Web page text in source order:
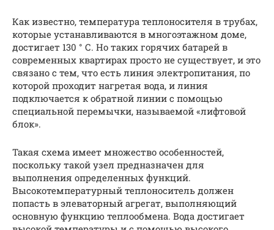
Как известно, температура теплоносителя в трубах,
которые устанавливаются в многоэтажном доме,
достигает 130 ° С. Но таких горячих батарей в
современных квартирах просто не существует, и это
связано с тем, что есть линия электропитания, по
которой проходит нагретая вода, и линия
подключается к обратной линии с помощью
специальной перемычки, называемой «лифтовой
блок».
Такая схема имеет множество особенностей,
поскольку такой узел предназначен для
выполнения определенных функций.
Высокотемпературный теплоноситель должен
попасть в элеваторный агрегат, выполняющий
основную функцию теплообмена. Вода достигает